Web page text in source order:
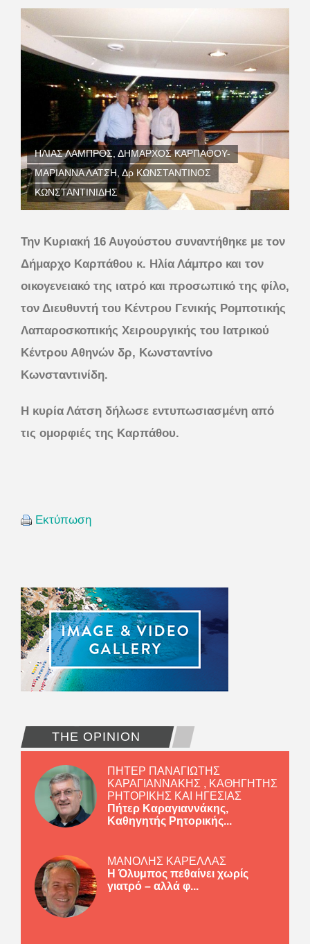
ΗΛΙΑΣ ΛΑΜΠΡΟΣ, ΔΗΜΑΡΧΟΣ ΚΑΡΠΑΘΟΥ-
ΜΑΡΙΑΝΝΑ ΛΑΤΣΗ, Δρ ΚΩΝΣΤΑΝΤΙΝΟΣ
ΚΩΝΣΤΑΝΤΙΝΙΔΗΣ
Την Κυριακή 16 Αυγούστου συναντήθηκε με τον
Δήμαρχο Καρπάθου κ. Ηλία Λάμπρο και τον
οικογενειακό της ιατρό και προσωπικό της φίλο,
τον Διευθυντή του Κέντρου Γενικής Ρομποτικής
Λαπαροσκοπικής Χειρουργικής του Ιατρικού
Κέντρου Αθηνών δρ, Κωνσταντίνο
Κωνσταντινίδη.
Η κυρία Λάτση δήλωσε εντυπωσιασμένη από
τις ομορφιές της Καρπάθου.
Εκτύπωση
THE OPINION
ΠΗΤΕΡ ΠΑΝΑΓΙΩΤΗΣ
ΚΑΡΑΓΙΑΝΝΑΚΗΣ , ΚΑΘΗΓΗΤΗΣ
ΡΗΤΟΡΙΚΗΣ ΚΑΙ ΗΓΕΣΙΑΣ
Πήτερ Καραγιαννάκης,
Καθηγητής Ρητορικής...
ΜΑΝΟΛΗΣ ΚΑΡΕΛΛΑΣ
Η Όλυμπος πεθαίνει χωρίς
γιατρό – αλλά φ...